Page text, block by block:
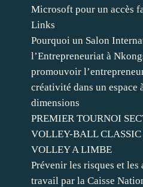
Microsoft pour un accès
Links
Pourquoi un Salon
l’Entrepreneuriat à
promouvoir
créativité dans un espace
dimensions
PREMIER TOURNOI
VOLLEY-BALL
VOLLEY A LIMBE
Prévenir les risques et les
travail par la Caisse